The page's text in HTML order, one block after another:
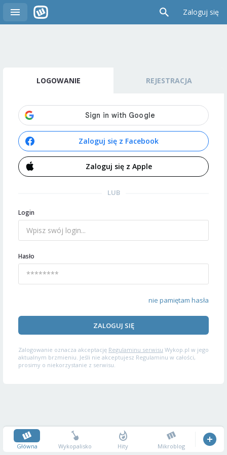
Zaloguj się
LOGOWANIE REJESTRACJA
Zaloguj się z Facebook
Zaloguj się z Apple
LUB
Login
Hasło
nie pamiętam hasła
ZALOGUJ SIĘ
Zalogowanie oznacza akceptację Regulaminu serwisu Wykop.pl w jego
aktualnym brzmieniu. Jeśli nie akceptujesz Regulaminu w całości,
prosimy o niekorzystanie z serwisu.
Główna Wykopalisko Hity Mikroblog